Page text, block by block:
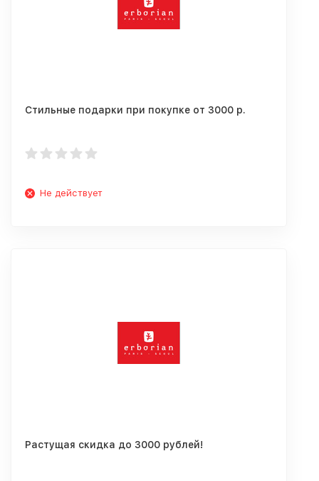
Стильные подарки при покупке от 3000 р.
Не действует
Растущая скидка до 3000 рублей!